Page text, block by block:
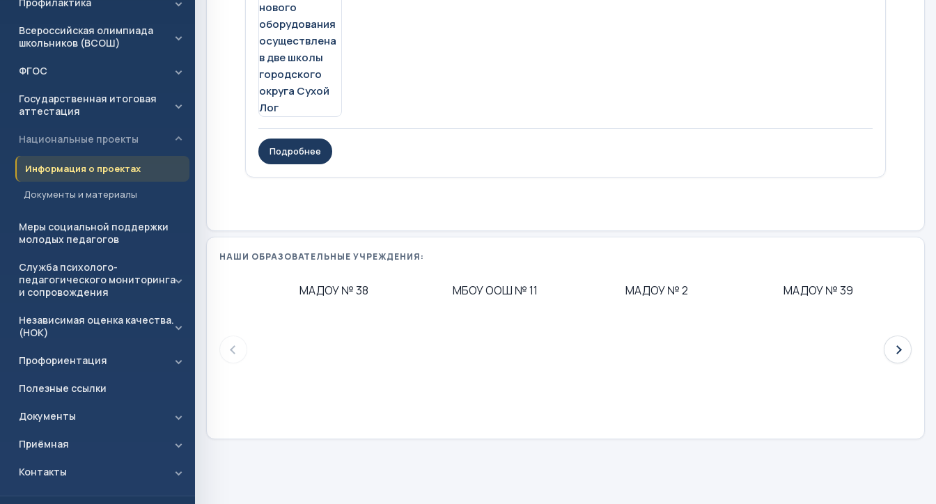
Всероссийская олимпиада
школьников (ВСОШ)
ФГОС
Государственная итоговая
аттестация
Национальные проекты
Информация о проектах
Документы и материалы
Меры социальной поддержки
молодых педагогов
Служба психолого-
педагогического мониторинга
и сопровождения
Независимая оценка качества.
(НОК)
Профориентация
Полезные ссылки
Документы
Приёмная
Контакты
Подробнее
НАШИ ОБРАЗОВАТЕЛЬНЫЕ УЧРЕЖДЕНИЯ:
МАДОУ № 38 МБОУ ООШ № 11 МАДОУ № 2 МАДОУ № 39